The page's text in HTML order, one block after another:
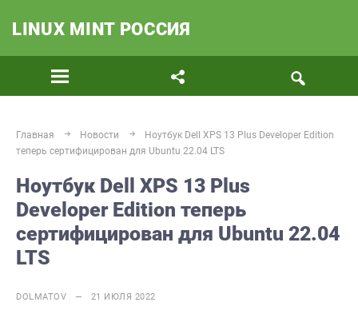
LINUX MINT РОССИЯ
Главная Новости
Ноутбук Dell XPS 13 Plus Developer Edition
теперь сертифицирован для Ubuntu 22.04 LTS
Ноутбук Dell XPS 13 Plus
Developer Edition теперь
сертифицирован для Ubuntu 22.04
LTS
DOLMATOV — 21 ИЮЛЯ 2022